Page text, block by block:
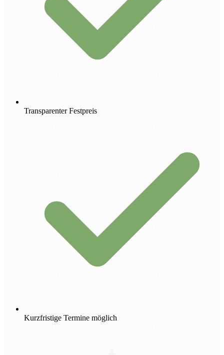
Transparenter Festpreis
Kurzfristige Termine möglich